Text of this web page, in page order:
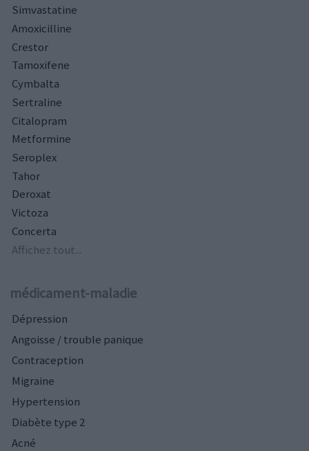
Simvastatine
Amoxicilline
Crestor
Tamoxifene
Cymbalta
Sertraline
Citalopram
Metformine
Seroplex
Tahor
Deroxat
Victoza
Concerta
Affichez tout...
médicament-maladie
Dépression
Angoisse / trouble panique
Contraception
Migraine
Hypertension
Diabète type 2
Acné